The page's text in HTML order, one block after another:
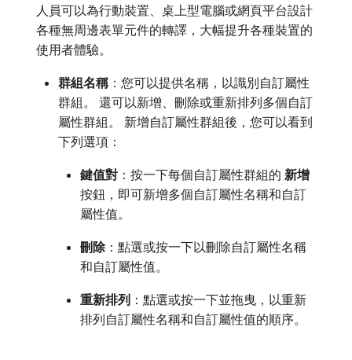
人員可以為行動裝置、桌上型電腦或網頁平台設計
各種無周邊表單元件的轉譯，大幅提升各種裝置的
使用者體驗。
群組名稱：您可以提供名稱，以識別自訂屬性
群組。 還可以新增、刪除或重新排列多個自訂
屬性群組。 新增自訂屬性群組後，您可以看到
下列選項：
鍵值對 ：按一下每個自訂屬性群組的​ 新增
按鈕，即可新增多個自訂屬性名稱和自訂
屬性值。
刪除：點選或按一下以刪除自訂屬性名稱
和自訂屬性值。
重新排列 ：點選或按一下並拖曳，以重新
排列自訂屬性名稱和自訂屬性值的順序。